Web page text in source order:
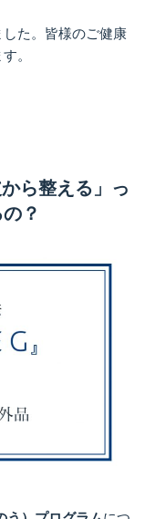
た。皆様のご健康
。
ら整える」っ
？